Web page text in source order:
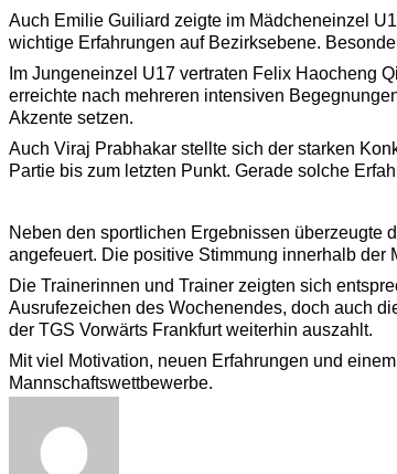
Auch Emilie Guiliard zeigte im Mädcheneinzel
wichtige Erfahrungen auf Bezirksebene.
Im Jungeneinzel U17 vertraten Felix Haocheng
erreichte nach mehreren intensiven
Akzente setzen.
Auch Viraj Prabhakar stellte sich der starken
Partie bis zum letzten Punkt. Gerade solche
Neben den sportlichen Ergebnissen überzeugte
angefeuert. Die positive Stimmung innerhalb der
Die Trainerinnen und Trainer zeigten sich
Ausrufezeichen des Wochenendes, doch auch
der TGS Vorwärts Frankfurt weiterhin auszahlt.
Mit viel Motivation, neuen Erfahrungen und
Mannschaftswettbewerbe.